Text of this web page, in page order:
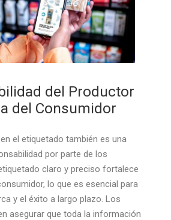
del Productor
del Consumidor
el etiquetado también es una
por parte de los
claro y preciso fortalece
lo que es esencial para
y el éxito a largo plazo. Los
asegurar que toda la información